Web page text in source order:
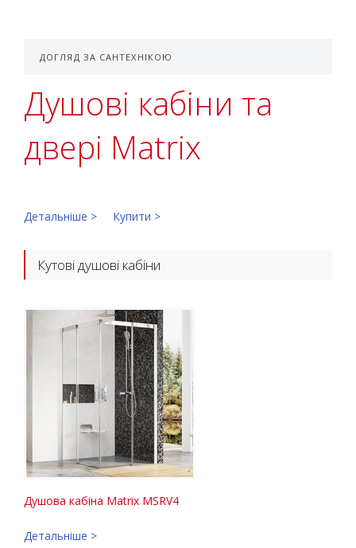
ДОГЛЯД ЗА САНТЕХНІКОЮ
Душові кабіни та
двері Matrix
Детальніше > Купити >
Кутові душові кабіни
Душова кабіна Matrix MSRV4
Детальніше >